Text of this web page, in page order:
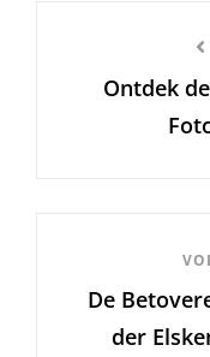
bericht
Ontdek
Bericht
De
der